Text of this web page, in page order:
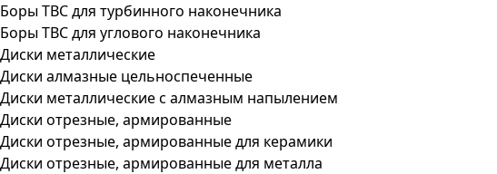
Боры ТВС для турбинного наконечника
Боры ТВС для углового наконечника
Диски металлические
Диски алмазные цельноспеченные
Диски металлические с алмазным напылением
Диски отрезные, армированные
Диски отрезные, армированные для керамики
Диски отрезные, армированные для металла